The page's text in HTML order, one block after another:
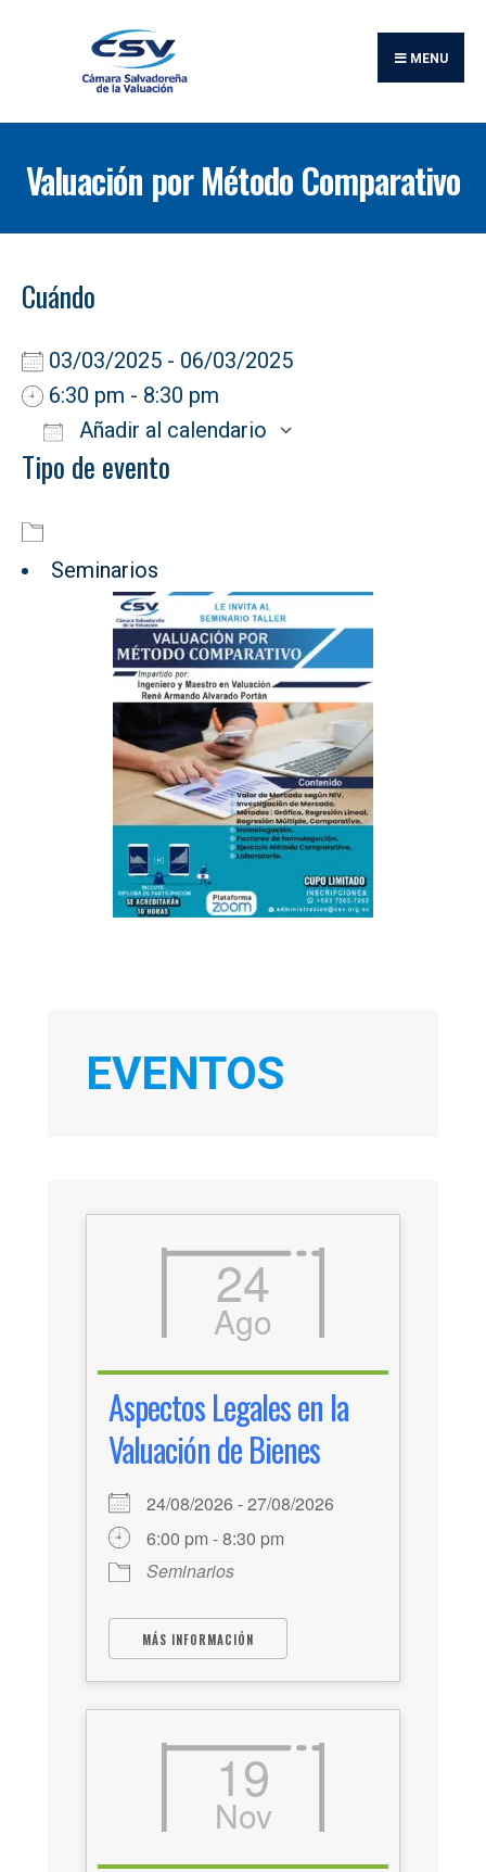
MENU
Valuación por Método Comparativo
Cuándo
03/03/2025 - 06/03/2025
6:30 pm - 8:30 pm
Añadir al calendario
Descargar ICS
Tipo de evento
Seminarios
EVENTOS
24
Ago
Aspectos Legales en la
Valuación de Bienes
24/08/2026 - 27/08/2026
6:00 pm - 8:30 pm
Seminarios
MÁS INFORMACIÓN
19
Nov